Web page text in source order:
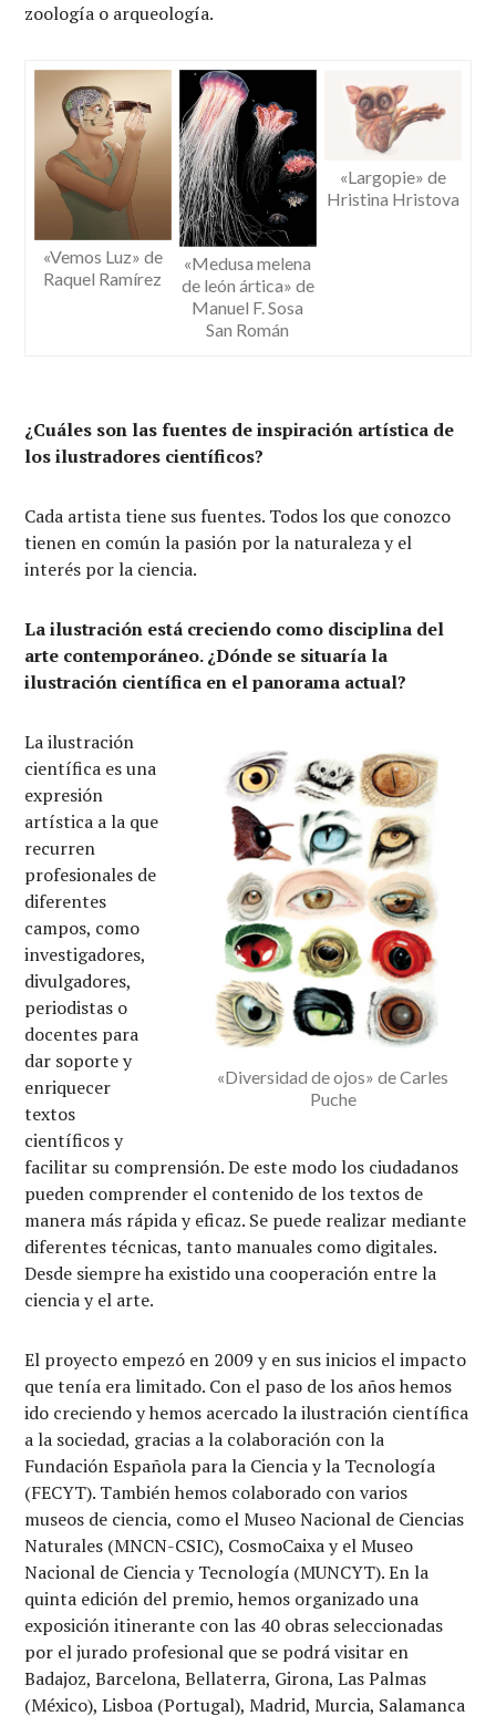
zoología o arqueología.
«Vemos Luz» de
Raquel Ramírez
«Medusa melena
de león ártica» de
Manuel F. Sosa
San Román
«Largopie» de
Hristina Hristova
¿Cuáles son las fuentes de inspiración artística de
los ilustradores científicos?
Cada artista tiene sus fuentes. Todos los que conozco
tienen en común la pasión por la naturaleza y el
interés por la ciencia.
La ilustración está creciendo como disciplina del
arte contemporáneo. ¿Dónde se situaría la
ilustración científica en el panorama actual?
«Diversidad de ojos» de Carles
Puche
La ilustración
científica es una
expresión
artística a la que
recurren
profesionales de
diferentes
campos, como
investigadores,
divulgadores,
periodistas o
docentes para
dar soporte y
enriquecer
textos
científicos y
facilitar su comprensión. De este modo los ciudadanos
pueden comprender el contenido de los textos de
manera más rápida y eficaz. Se puede realizar mediante
diferentes técnicas, tanto manuales como digitales.
Desde siempre ha existido una cooperación entre la
ciencia y el arte.
El proyecto empezó en 2009 y en sus inicios el impacto
que tenía era limitado. Con el paso de los años hemos
ido creciendo y hemos acercado la ilustración científica
a la sociedad, gracias a la colaboración con la
Fundación Española para la Ciencia y la Tecnología
(FECYT). También hemos colaborado con varios
museos de ciencia, como el Museo Nacional de Ciencias
Naturales (MNCN-CSIC), CosmoCaixa y el Museo
Nacional de Ciencia y Tecnología (MUNCYT). En la
quinta edición del premio, hemos organizado una
exposición itinerante con las 40 obras seleccionadas
por el jurado profesional que se podrá visitar en
Badajoz, Barcelona, Bellaterra, Girona, Las Palmas
(México), Lisboa (Portugal), Madrid, Murcia, Salamanca